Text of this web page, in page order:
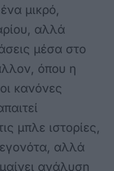
μικρό,
αλλά
μέσα στο
όπου η
κανόνες
μπλε ιστορίες,
αλλά
ανάλυση